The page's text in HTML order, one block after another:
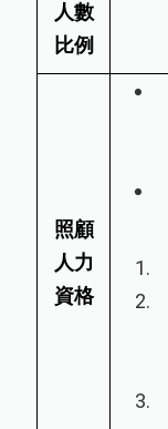
人數
比例
照顧
人力
資格